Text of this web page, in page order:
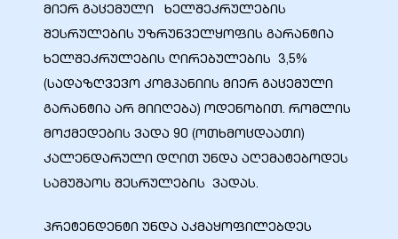
მიერ გაცემული ხელშეკრულების
შესრულების უზრუნველყოფის გარანტია
ხელშეკრულების ღირებულების 3,5%
(სადაზღვევო კომპანიის მიერ გაცემული
გარანტია არ მიიღება) ოდენობით. რომლის
მოქმედების ვადა 90 (ოთხმოცდაათი)
კალენდარული დღით უნდა აღემატებოდეს
სამუშაოს შესრულების ვადას.
პრეტენდენტი უნდა აკმაყოფილებდეს